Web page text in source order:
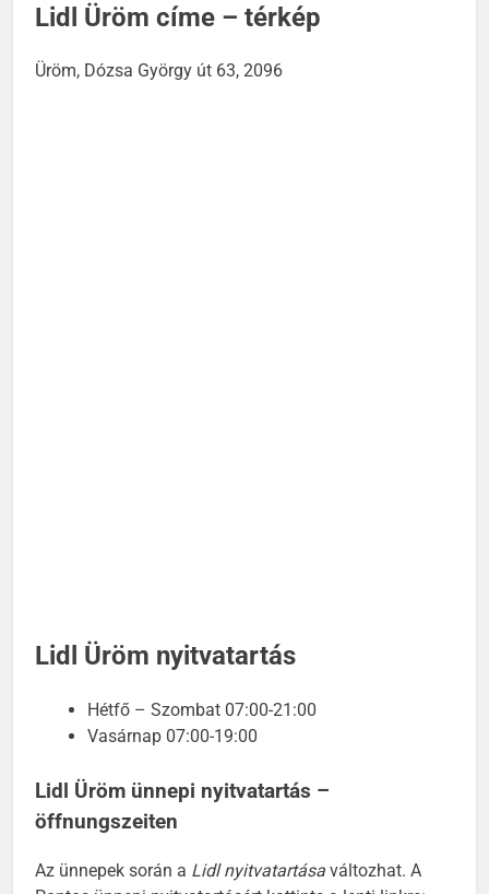
Lidl Üröm címe – térkép
Üröm, Dózsa György út 63, 2096
Lidl Üröm nyitvatartás
Hétfő – Szombat 07:00-21:00
Vasárnap 07:00-19:00
Lidl Üröm ünnepi nyitvatartás –
öffnungszeiten
Az ünnepek során a Lidl nyitvatartása változhat. A